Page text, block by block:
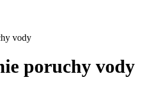
vody
poruchy vody